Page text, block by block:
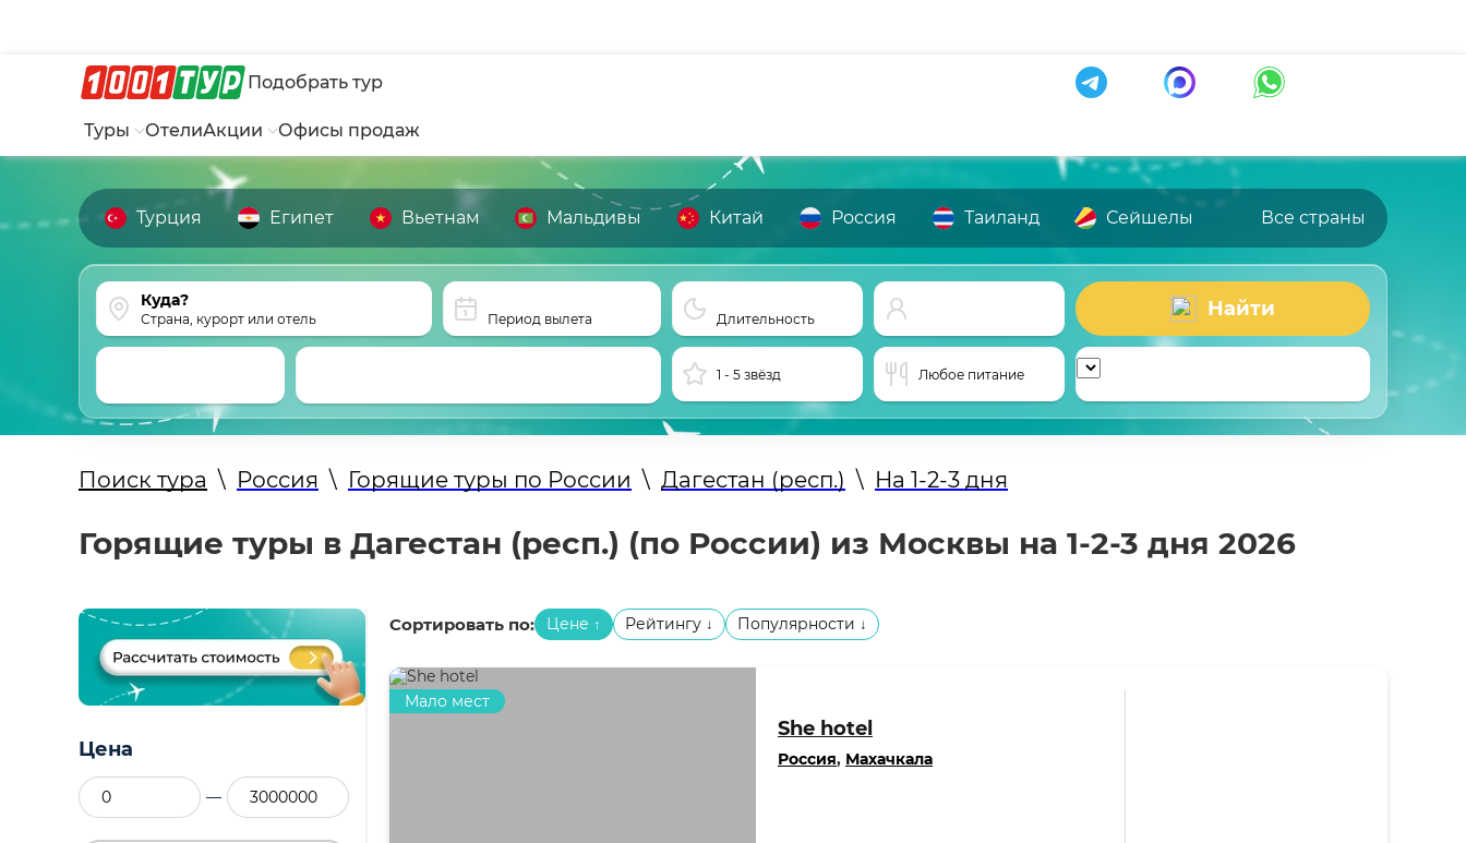
Подобрать тур
Туры ОтелиАкции Офисы продаж
Турция Египет Вьетнам Мальдивы Китай Россия Таиланд Сейшелы Все страны
Страна, курорт или отель Период вылета Длительность Найти
1 - 5 звёзд Любое питание
Поиск тура \ Россия \ Горящие туры по России \ Дагестан (респ.) \ На 1-2-3 дня
Горящие туры в Дагестан (респ.) (по России) из Москвы на 1-2-3 дня 2026
Цена
—
Сортировать по: Цене ↑ Рейтингу ↓ Популярности ↓
Мало мест
She hotel
Россия, Махачкала